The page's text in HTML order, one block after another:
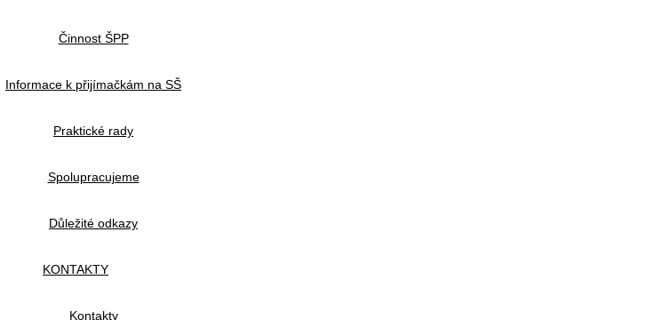
Činnost ŠPP
Informace k přijímačkám na SŠ
Praktické rady
Spolupracujeme
Důležité odkazy
KONTAKTY
Kontakty